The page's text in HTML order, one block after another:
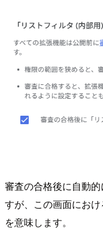
審査の合格後に自動
すが、この画面にお
を意味します。